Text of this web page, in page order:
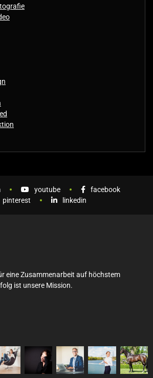
youtube
facebook
pinterest
linkedin
eine Zusammenarbeit auf höchstem
ist unsere Mission.